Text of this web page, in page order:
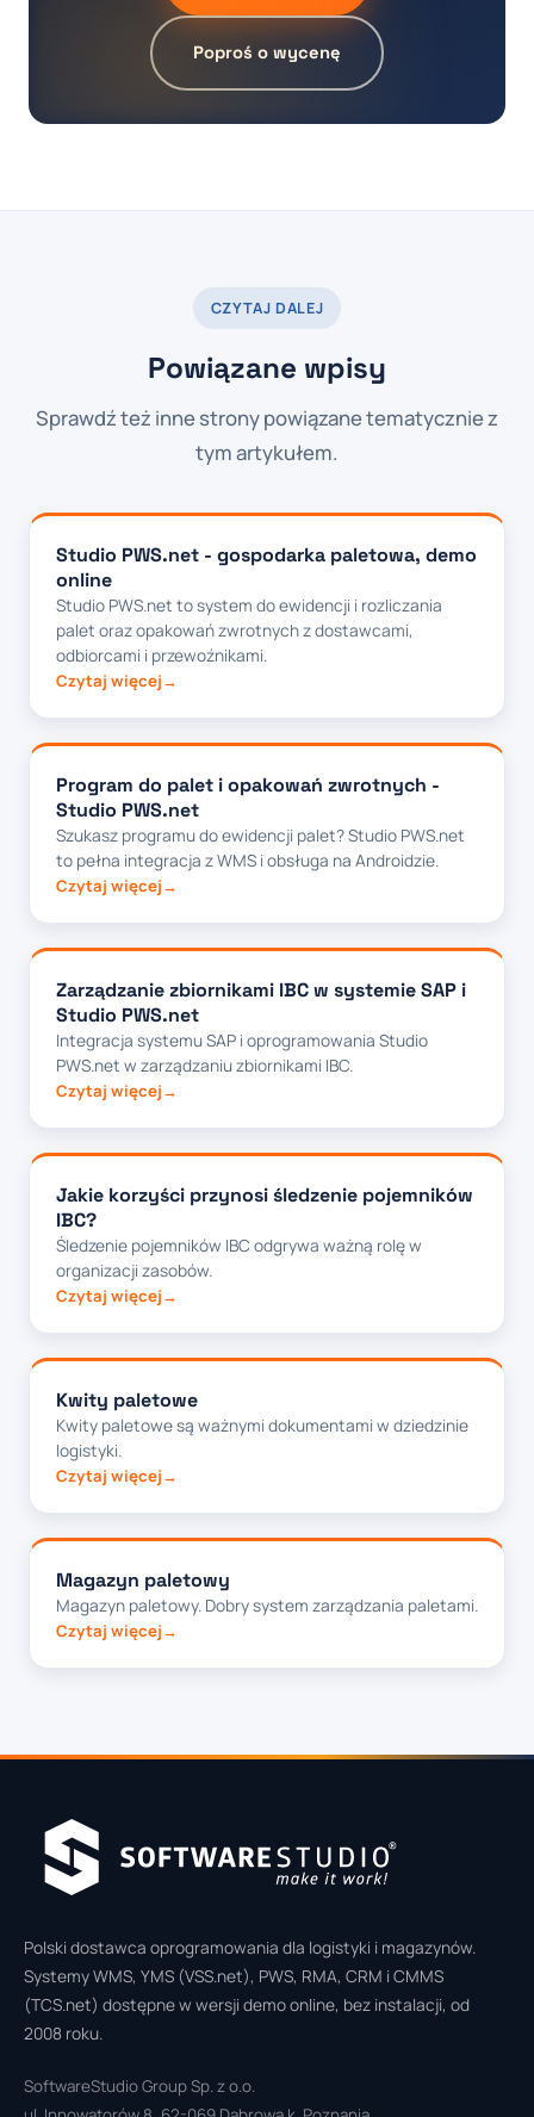
Poproś o wycenę
CZYTAJ DALEJ
Powiązane wpisy
Sprawdź też inne strony powiązane tematycznie z
tym artykułem.
Studio PWS.net - gospodarka paletowa, demo
online
Studio PWS.net to system do ewidencji i rozliczania
palet oraz opakowań zwrotnych z dostawcami,
odbiorcami i przewoźnikami.
Czytaj więcej
Program do palet i opakowań zwrotnych -
Studio PWS.net
Szukasz programu do ewidencji palet? Studio PWS.net
to pełna integracja z WMS i obsługa na Androidzie.
Czytaj więcej
Zarządzanie zbiornikami IBC w systemie SAP i
Studio PWS.net
Integracja systemu SAP i oprogramowania Studio
PWS.net w zarządzaniu zbiornikami IBC.
Czytaj więcej
Jakie korzyści przynosi śledzenie pojemników
IBC?
Śledzenie pojemników IBC odgrywa ważną rolę w
organizacji zasobów.
Czytaj więcej
Kwity paletowe
Kwity paletowe są ważnymi dokumentami w dziedzinie
logistyki.
Czytaj więcej
Magazyn paletowy
Magazyn paletowy. Dobry system zarządzania paletami.
Czytaj więcej
Polski dostawca oprogramowania dla logistyki i magazynów.
Systemy WMS, YMS (VSS.net), PWS, RMA, CRM i CMMS
(TCS.net) dostępne w wersji demo online, bez instalacji, od
2008 roku.
SoftwareStudio Group Sp. z o.o.